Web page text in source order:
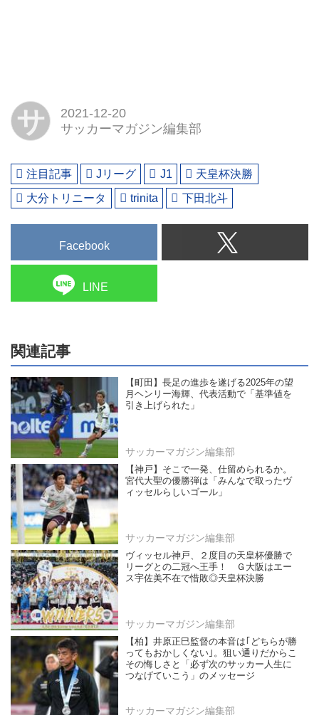
サ
2021-12-20
サッカーマガジン編集部
注目記事 Jリーグ J1
天皇杯決勝
大分トリニータ
trinita 下田北斗
Facebook
LINE
関連記事
【町田】長足の進歩を遂げる2025年の望
月ヘンリー海輝、代表活動で「基準値を
引き上げられた」
サッカーマガジン編集部
【神戸】そこで一発、仕留められるか。
宮代大聖の優勝弾は「みんなで取ったヴ
ィッセルらしいゴール」
サッカーマガジン編集部
ヴィッセル神戸、２度目の天皇杯優勝で
リーグとの二冠へ王手！ Ｇ大阪はエー
ス宇佐美不在で惜敗◎天皇杯決勝
サッカーマガジン編集部
【柏】井原正巳監督の本音は｢どちらが勝
ってもおかしくない｣。狙い通りだからこ
その悔しさと「必ず次のサッカー人生に
つなげていこう」のメッセージ
サッカーマガジン編集部